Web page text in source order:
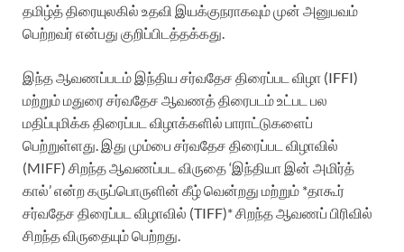
தமிழ்த் திரையுலகில் உதவி இயக்குநராகவும் முன் அனுபவம்
பெற்றவர் என்பது குறிப்பிடத்தக்கது.
இந்த ஆவணப்படம் இந்திய சர்வதேச திரைப்பட விழா (IFFI)
மற்றும் மதுரை சர்வதேச ஆவணத் திரைபடம் உட்பட பல
மதிப்புமிக்க திரைப்பட விழாக்களில் பாராட்டுகளைப்
பெற்றுள்ளது. இது மும்பை சர்வதேச திரைப்பட விழாவில்
(MIFF) சிறந்த ஆவணப்பட விருதை ‘இந்தியா இன் அமிர்த்
கால்’ என்ற கருப்பொருளின் கீழ் வென்றது மற்றும் *தாகூர்
சர்வதேச திரைப்பட விழாவில் (TIFF)* சிறந்த ஆவணப் பிரிவில்
சிறந்த விருதையும் பெற்றது.